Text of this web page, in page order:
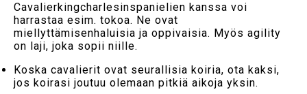
Cavalierkingcharlesinspanielien kanssa voi
harrastaa esim. tokoa. Ne ovat
miellyttämisenhaluisia ja oppivaisia. Myös agility
on laji, joka sopii niille.
Koska cavalierit ovat seurallisia koiria, ota kaksi,
jos koirasi joutuu olemaan pitkiä aikoja yksin.